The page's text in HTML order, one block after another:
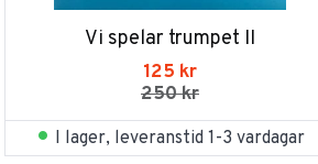
Vi spelar trumpet II
125 kr
250kr
I lager, leveranstid 1-3 vardagar